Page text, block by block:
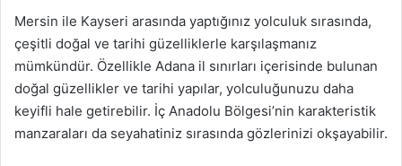
Mersin ile Kayseri arasında yaptığınız yolculuk sırasında,
çeşitli doğal ve tarihi güzelliklerle karşılaşmanız
mümkündür. Özellikle Adana il sınırları içerisinde bulunan
doğal güzellikler ve tarihi yapılar, yolculuğunuzu daha
keyifli hale getirebilir. İç Anadolu Bölgesi’nin karakteristik
manzaraları da seyahatiniz sırasında gözlerinizi okşayabilir.